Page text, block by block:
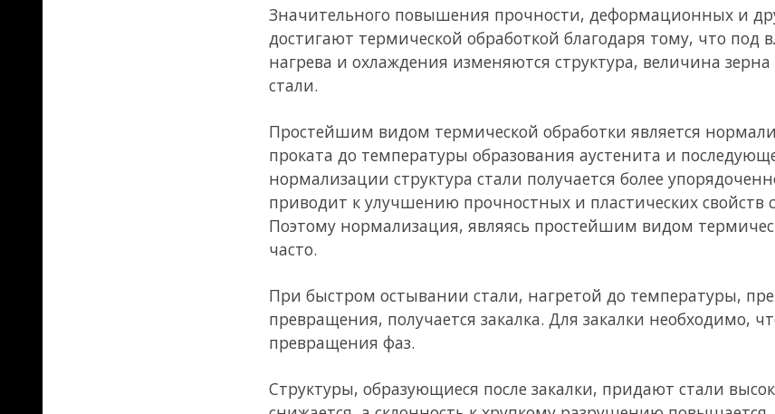
повышается (искусственное старение). Поскольку старение понижает сопротивление
воздействиям и хрупкому разрушению, оно рассматривается как явление
подвержены старению стали, загрязненные и насыщенные газами, например
Нераскисленные стали кипят при разливке в изложницы вследствие выделения газов;
Кипящие стали, имея достаточно хорошие показатели по пределу текучести и
плохо сопротивляются хрупкому разрушению и старению.
Чтобы повысить качество малоуглеродистой стали, ее раскисляют добавками
алюминия до 0,1 %; кремний (или алюминий), соединяясь с растворенным
вредное влияние. При соединении с кислородом раскислители образуют в
алюминаты, которые увеличивают число очагов кристаллизации и способствуют
стали не кипят при разливке в изложницы, поэтому их называютспокойными.
Спокойная сталь более однородна, лучше сваривается, лучше сопротивляется
и хрупкому разрушению. Спокойные стали применяют при изготовлении
Полуспокойная
сталь по качеству является промежуточной между кипящей и спокойной.